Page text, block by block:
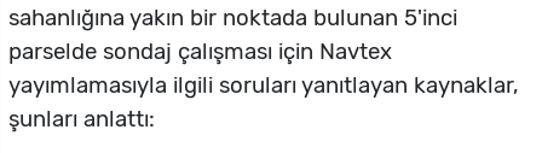
sahanlığına yakın bir noktada bulunan 5'inci
parselde sondaj çalışması için Navtex
yayımlamasıyla ilgili soruları yanıtlayan kaynaklar,
şunları anlattı: